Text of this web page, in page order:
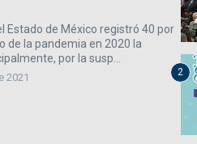
Estado de México registró 40 por
de la pandemia en 2020 la
por la susp...
2021 2